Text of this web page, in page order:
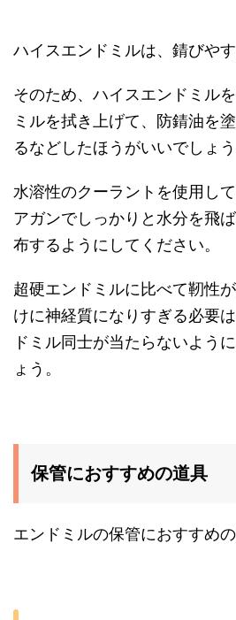
ハイスエンドミルは、錆びや
そのため、ハイスエンドミル
ミルを拭き上げて、防錆油を
るなどしたほうがいいでしょう
水溶性のクーラントを使用し
アガンでしっかりと水分を飛
布するようにしてください。
超硬エンドミルに比べて靭性
けに神経質になりすぎる必要
ドミル同士が当たらないよう
ょう。
保管におすすめの道具
エンドミルの保管におすすめ